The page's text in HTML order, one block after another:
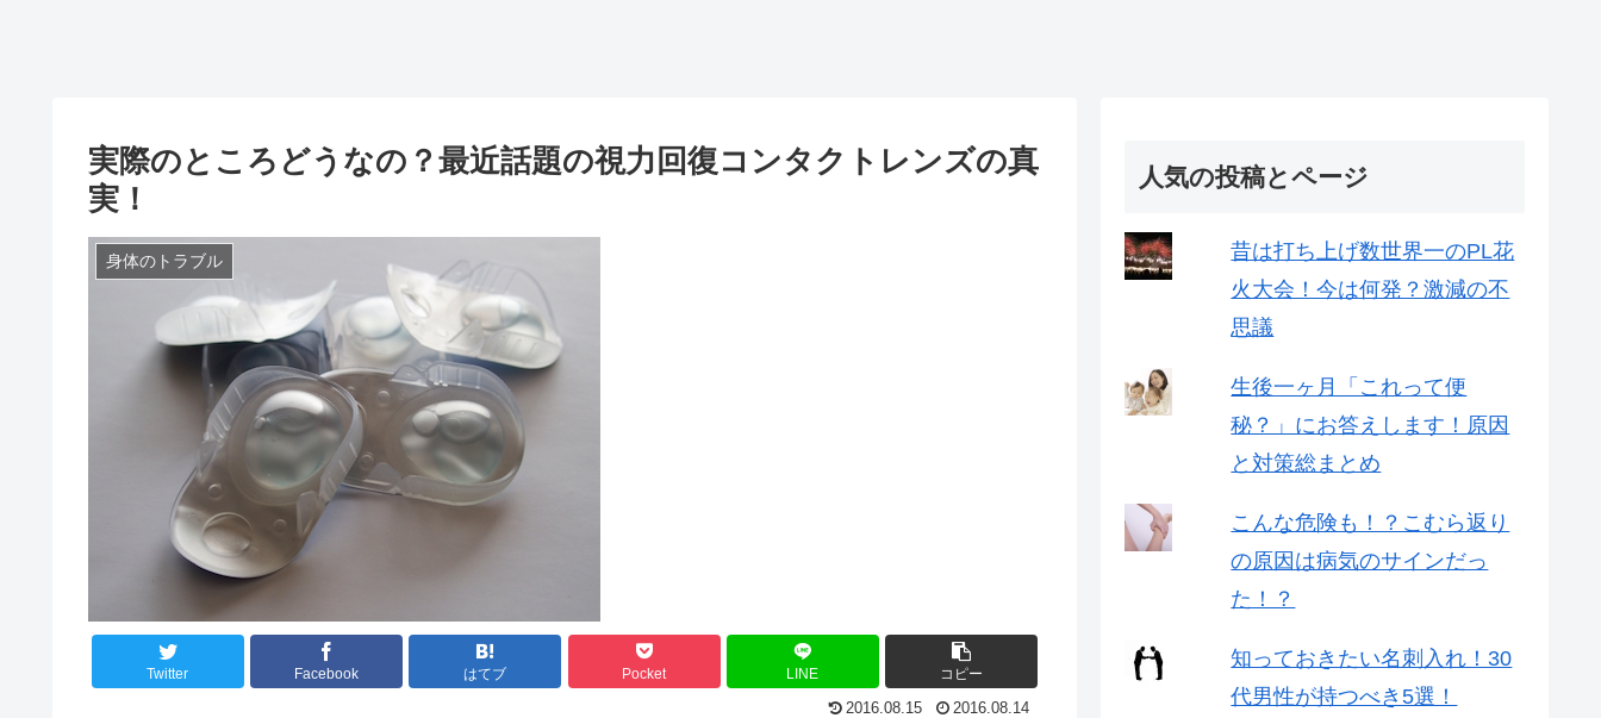
実際のところどうなの？最近話題の視力回復コンタクトレンズの真
実！
身体のトラブル
Twitter Facebook はてブ Pocket LINE コピー
2016.08.15 2016.08.14
人気の投稿とページ
昔は打ち上げ数世界一のPL花
火大会！今は何発？激減の不
思議
生後一ヶ月「これって便
秘？」にお答えします！原因
と対策総まとめ
こんな危険も！？こむら返り
の原因は病気のサインだっ
た！？
知っておきたい名刺入れ！30
代男性が持つべき5選！